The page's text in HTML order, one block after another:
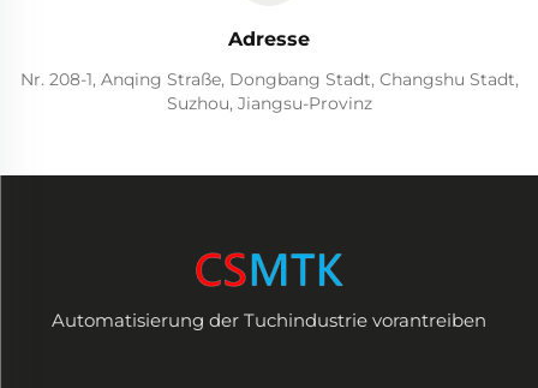
Adresse
Nr. 208-1, Anqing Straße, Dongbang Stadt, Changshu Stadt,
Suzhou, Jiangsu-Provinz
Automatisierung der Tuchindustrie vorantreiben